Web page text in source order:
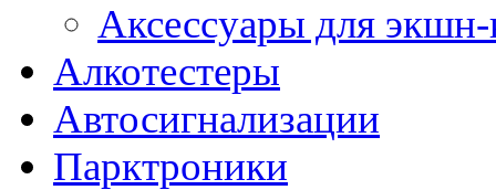
Аксессуары для
Алкотестеры
Автосигнализации
Парктроники